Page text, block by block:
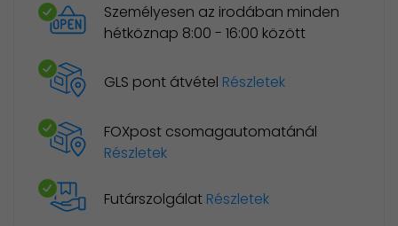
Személyesen az irodában minden
hétköznap 8:00 - 16:00 között
GLS pont átvétel Részletek
FOXpost csomagautomatánál
Részletek
Futárszolgálat Részletek